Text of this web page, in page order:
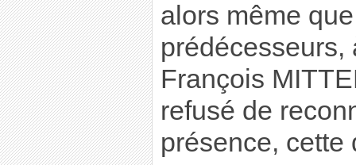
alors même
prédécesseurs,
François
refusé de
présence, cette